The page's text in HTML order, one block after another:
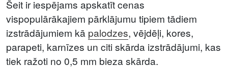
Šeit ir iespējams apskatīt cenas
vispopulārākajiem pārklājumu tipiem tādiem
izstrādājumiem kā palodzes, vējdēļi, kores,
parapeti, karnīzes un citi skārda izstrādājumi, kas
tiek ražoti no 0,5 mm bieza skārda.